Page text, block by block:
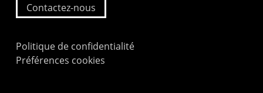
Contactez-nous
Politique de confidentialité
Préférences cookies